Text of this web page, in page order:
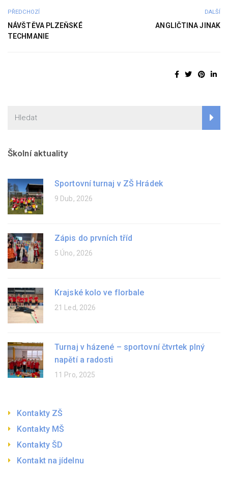
PŘEDCHOZÍ
NÁVŠTĚVA PLZEŇSKÉ
TECHMANIE
DALŠÍ
ANGLIČTINA JINAK
Školní aktuality
Sportovní turnaj v ZŠ Hrádek
9 Dub, 2026
Zápis do prvních tříd
5 Úno, 2026
Krajské kolo ve florbale
21 Led, 2026
Turnaj v házené – sportovní čtvrtek plný
napětí a radosti
11 Pro, 2025
Kontakty ZŠ
Kontakty MŠ
Kontakty ŠD
Kontakt na jídelnu